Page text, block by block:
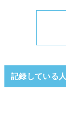
記録している人